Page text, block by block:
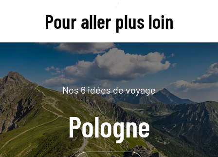
Pour aller plus loin
Nos 6 idées de voyage
Pologne